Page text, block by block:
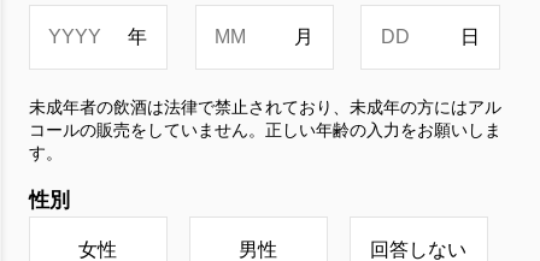
未成年者の飲酒は法律で禁止されており、未成年の方にはアル
コールの販売をしていません。正しい年齢の入力をお願いしま
す。
性別
女性 男性 回答しない